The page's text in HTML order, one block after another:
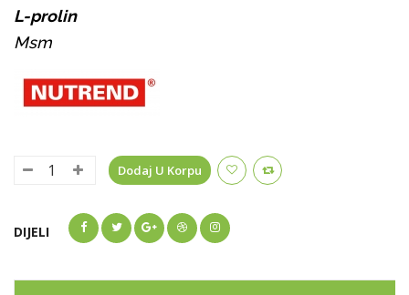
L-prolin
Msm
Dodaj U Korpu
DIJELI